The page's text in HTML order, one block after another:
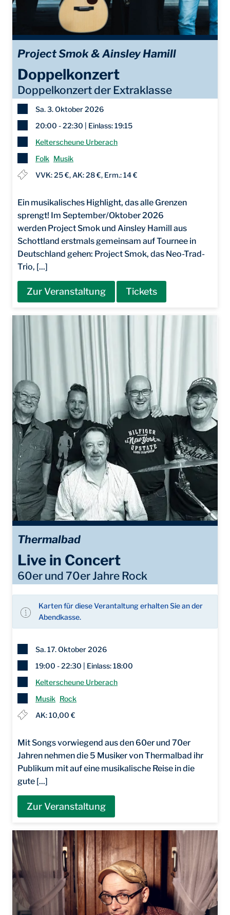
Project Smok & Ainsley Hamill
Doppelkonzert
Doppelkonzert der Extraklasse
Sa. 3. Oktober 2026
20:00 - 22:30 | Einlass: 19:15
Kelterscheune Urberach
Folk Musik
VVK: 25 €, AK: 28 €, Erm.: 14 €
Ein musikalisches Highlight, das alle Grenzen
sprengt! Im September/Oktober 2026
werden Project Smok und Ainsley Hamill aus
Schottland erstmals gemeinsam auf Tournee in
Deutschland gehen: Project Smok, das Neo-Trad-
Trio, [...]
Zur Veranstaltung Tickets
Thermalbad
Live in Concert
60er und 70er Jahre Rock
Karten für diese Verantaltung erhalten Sie an der
Abendkasse.
Sa. 17. Oktober 2026
19:00 - 22:30 | Einlass: 18:00
Kelterscheune Urberach
Musik Rock
AK: 10,00 €
Mit Songs vorwiegend aus den 60er und 70er
Jahren nehmen die 5 Musiker von Thermalbad ihr
Publikum mit auf eine musikalische Reise in die
gute [...]
Zur Veranstaltung